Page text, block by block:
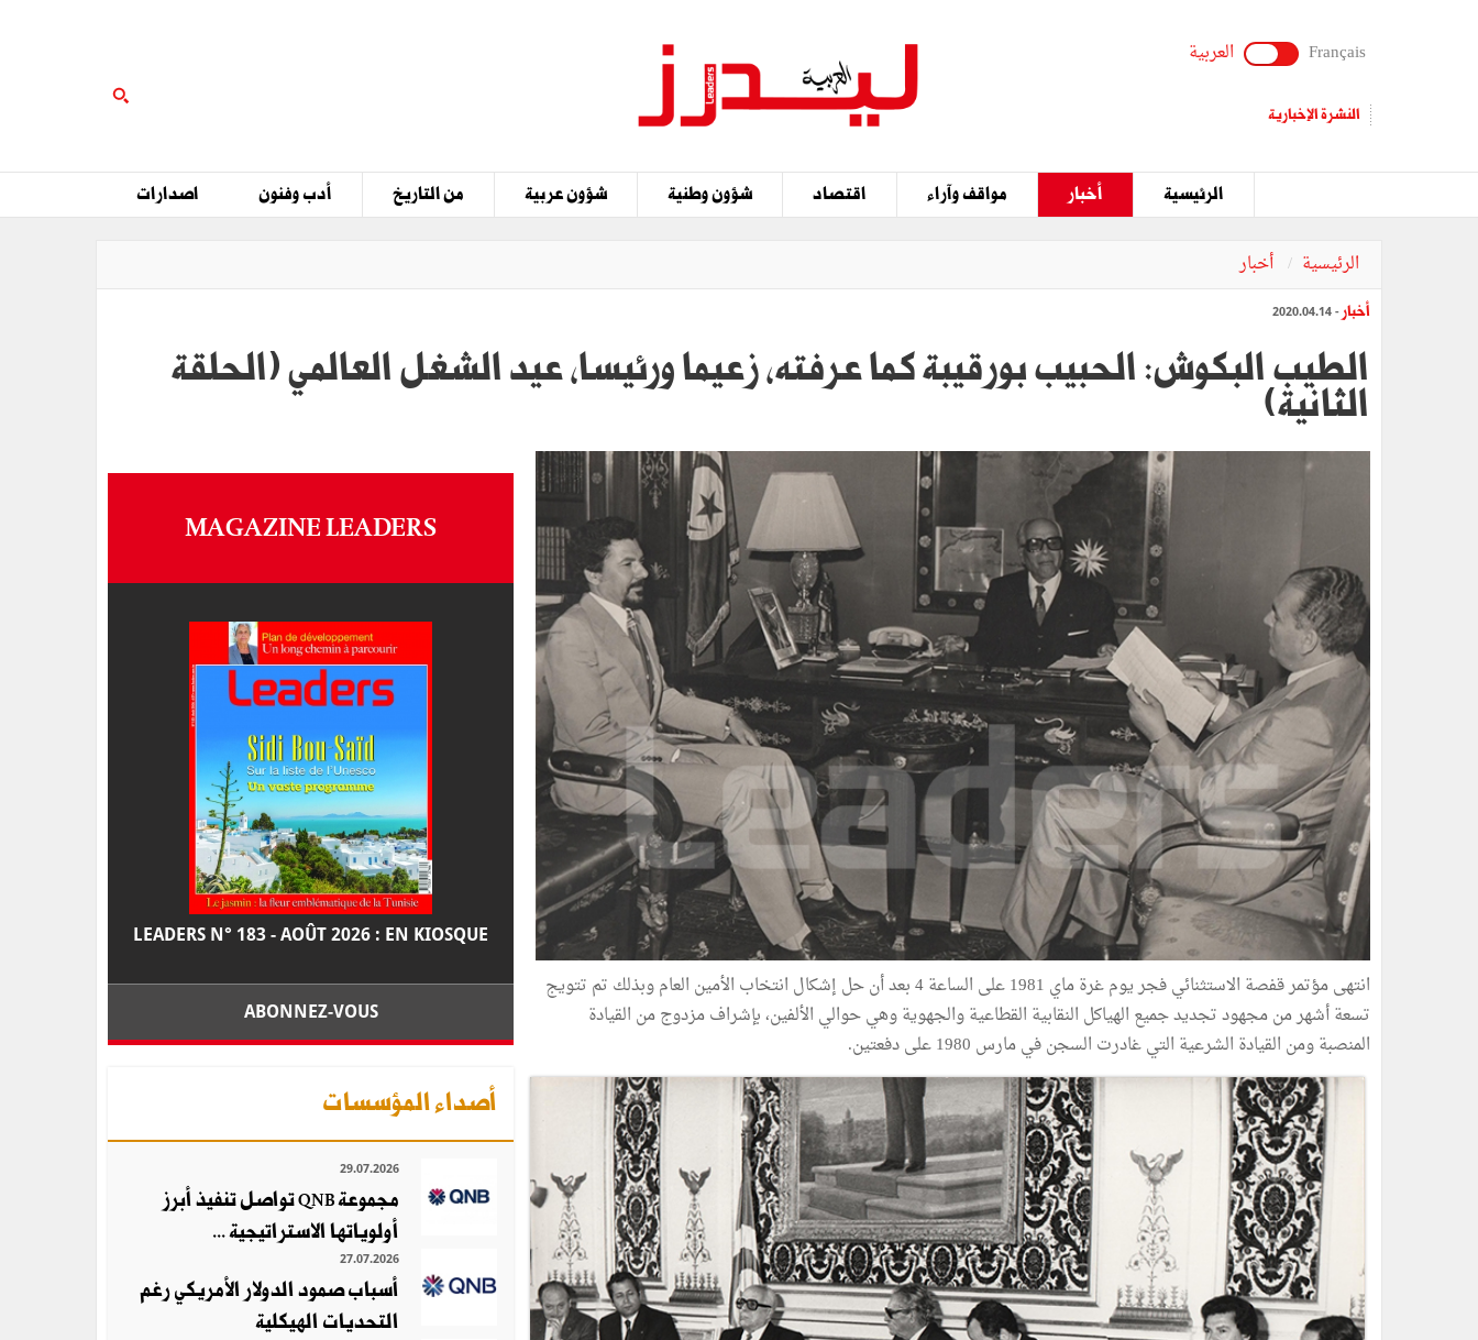
Français العربية
النشرة الإخبارية
الرئيسية أخبار مواقف وآراء اقتصاد شؤون وطنية شؤون عربية من التاريخ أدب وفنون اصدارات
الرئيسية أخبار
أخبار - 2020.04.14
الطيب البكوش: الحبيب بورقيبة كما عرفته، زعيما ورئيسا, عيد الشغل العالمي (الحلقة
الثانية)
انتهى مؤتمر قفصة الاستثنائي فجر يوم غرة ماي 1981 على الساعة 4 بعد أن حل إشكال انتخاب الأمين العام وبذلك تم تتويج
تسعة أشهر من مجهود تجديد جميع الهياكل النقابية القطاعية والجهوية وهي حوالي الألفين، بإشراف مزدوج من القيادة
المنصبة ومن القيادة الشرعية التي غادرت السجن في مارس 1980 على دفعتين.
MAGAZINE LEADERS
LEADERS N° 183 - AOÛT 2026 : EN KIOSQUE
ABONNEZ-VOUS
أصداء المؤسسات
29.07.2026
مجموعة QNB تواصل تنفيذ أبرز
أولوياتها الاستراتيجية ...
27.07.2026
أسباب صمود الدولار الأمريكي رغم
التحديات الهيكلية